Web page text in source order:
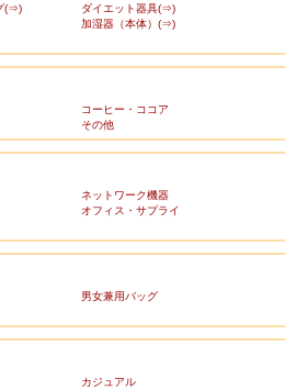
(⇒) ダイエット器具(⇒)
加湿器（本体）(⇒)
コーヒー・ココア
その他
ネットワーク機器
オフィス・サプライ
男女兼用バッグ
カジュアル